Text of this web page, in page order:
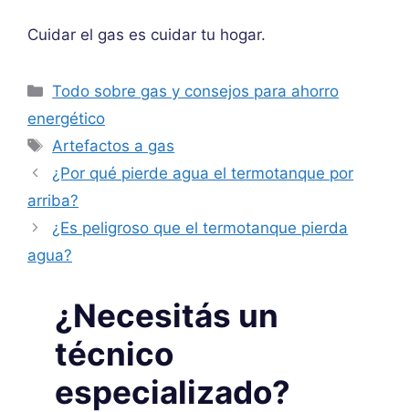
Cuidar el gas es cuidar tu hogar.
Categorías
Todo sobre gas y consejos para ahorro
energético
Etiquetas
Artefactos a gas
¿Por qué pierde agua el termotanque por
arriba?
¿Es peligroso que el termotanque pierda
agua?
¿Necesitás un
técnico
especializado?